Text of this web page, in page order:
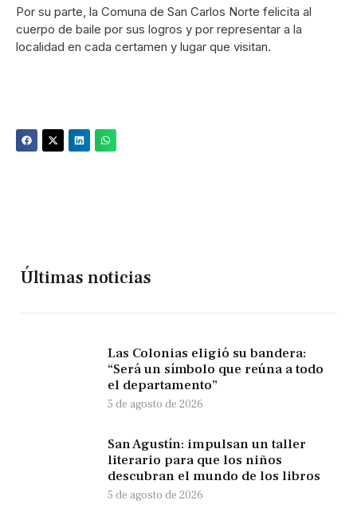
Por su parte, la Comuna de San Carlos Norte felicita al
cuerpo de baile por sus logros y por representar a la
localidad en cada certamen y lugar que visitan.
Últimas noticias
Las Colonias eligió su bandera:
“Será un símbolo que reúna a todo
el departamento”
5 de agosto de 2026
San Agustín: impulsan un taller
literario para que los niños
descubran el mundo de los libros
5 de agosto de 2026